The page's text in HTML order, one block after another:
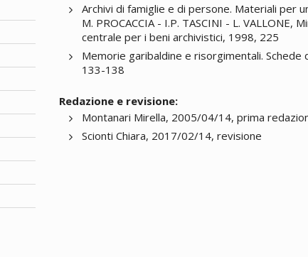
Archivi di famiglie e di persone. Materiali per
M. PROCACCIA - I.P. TASCINI - L.
centrale per i beni archivistici, 1998, 225
Memorie garibaldine e risorgimentali.
133-138
Redazione e revisione:
Montanari Mirella, 2005/04/14, prima
Scionti Chiara, 2017/02/14, revisione